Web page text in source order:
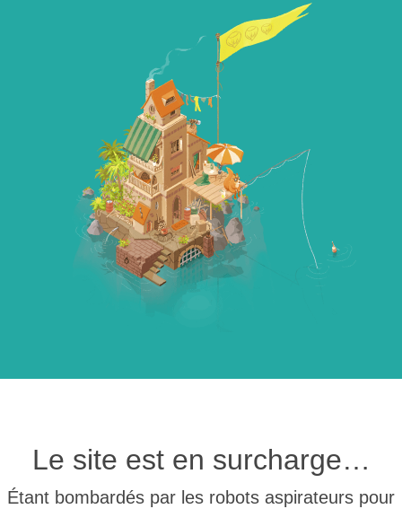
Le site est en surcharge…
Étant bombardés par les robots aspirateurs pour